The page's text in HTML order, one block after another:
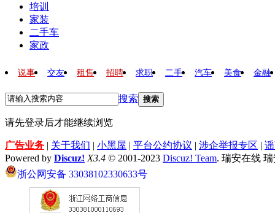
培训
家装
二手车
家政
说事 交友 租售 招聘 求职 二手 汽车 美食 金融
搜索 搜索
请先登录后才能继续浏览
广告业务 | 关于我们 | 小黑屋 | 平台公约协议 | 涉企举报专区 |
Powered by Discuz! X3.4 © 2001-2023 Discuz! Team. 瑞安在线
浙公网安备 33038102330633号